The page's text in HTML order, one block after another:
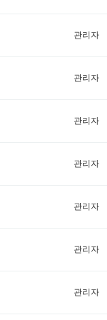
관리자
관리자
관리자
관리자
관리자
관리자
관리자